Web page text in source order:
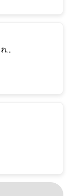
...